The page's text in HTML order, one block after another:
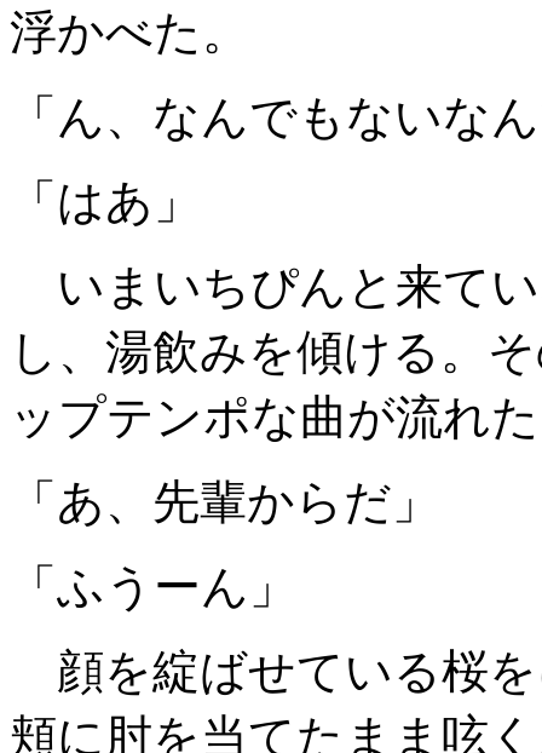
浮かべた。
「ん、なんでもないな
「はあ」
いまいちぴんと来て
し、湯飲みを傾ける。
ップテンポな曲が流れ
「あ、先輩からだ」
「ふうーん」
顔を綻ばせている桜
頬に肘を当てたまま呟